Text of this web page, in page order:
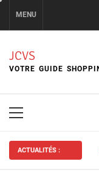
content
MENU
JCVS
VOTRE GUIDE
Primary
ACTUALITÉS :